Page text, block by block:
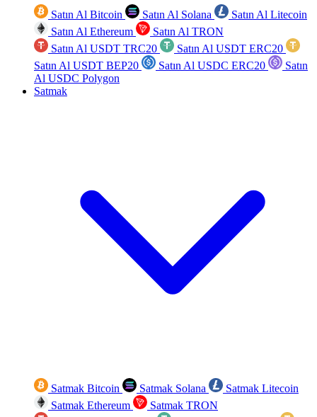
Satın Al Bitcoin Satın Al Solana
Satın Al Litecoin
Satın Al Ethereum
Satın Al TRON
Satın Al USDT TRC20
Satın Al USDT ERC20
Satın Al USDT BEP20
Satın Al USDC ERC20
Satın
Al USDC Polygon
Satmak
Satmak Bitcoin Satmak Solana
Satmak Litecoin
Satmak Ethereum
Satmak TRON